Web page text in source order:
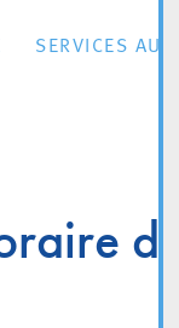
SERVICES AU
de